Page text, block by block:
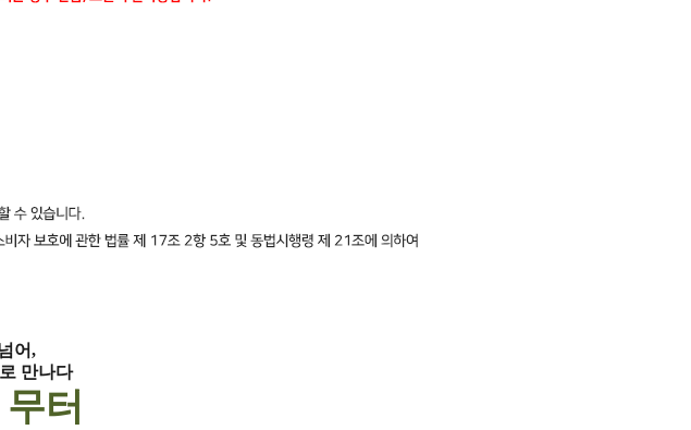
어,
만나다
터